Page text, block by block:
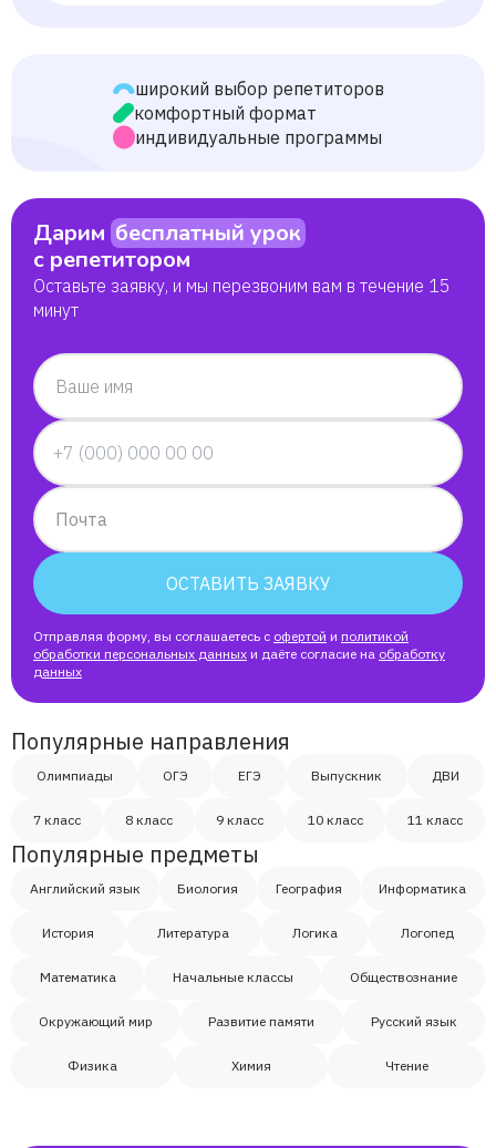
широкий выбор репетиторов
комфортный формат
индивидуальные программы
Дарим бесплатный урок
с репетитором
Оставьте заявку, и мы перезвоним вам в течение 15
минут
Ваше имя
Почта
ОСТАВИТЬ ЗАЯВКУ
Отправляя форму, вы соглашаетесь с офертой и политикой
обработки персональных данных и даёте согласие на обработку
данных
Популярные направления
Олимпиады ОГЭ ЕГЭ Выпускник ДВИ
7 класс 8 класс 9 класс 10 класс 11 класс
Популярные предметы
Английский язык Биология География Информатика
История Литература Логика Логопед
Математика Начальные классы Обществознание
Окружающий мир Развитие памяти Русский язык
Физика Химия Чтение